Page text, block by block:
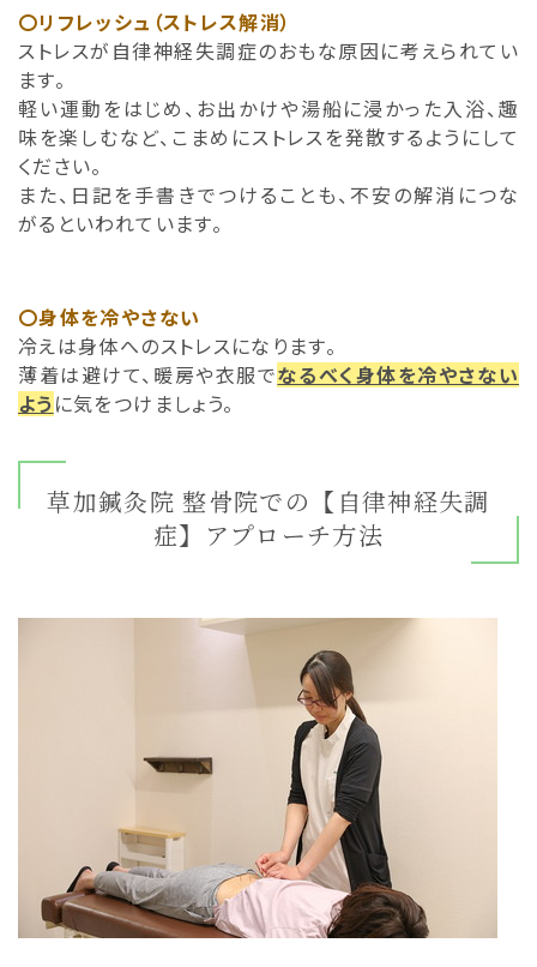
〇リフレッシュ（ストレス解消）
ストレスが自律神経失調症のおもな原因に考えられてい
ます。
軽い運動をはじめ、お出かけや湯船に浸かった入浴、趣
味を楽しむなど、こまめにストレスを発散するようにして
ください。
また、日記を手書きでつけることも、不安の解消につな
がるといわれています。
〇身体を冷やさない
冷えは身体へのストレスになります。
薄着は避けて、暖房や衣服でなるべく身体を冷やさない
よう に気をつけましょう。
草加鍼灸院 整骨院での【自律神経失調
症】アプローチ方法